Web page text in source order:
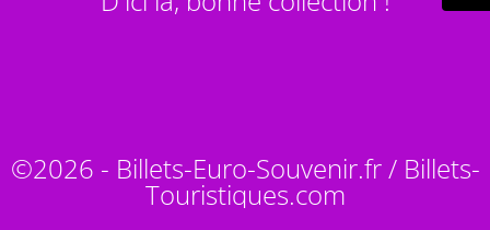
©2026 - Billets-Euro-Souvenir.fr / Billets-
Touristiques.com